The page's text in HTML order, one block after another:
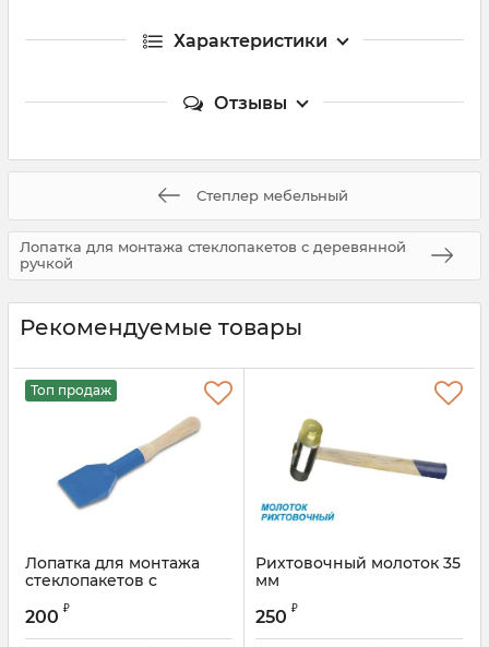
Характеристики
Отзывы
Степлер мебельный
Лопатка для монтажа стеклопакетов с деревянной
ручкой
Рекомендуемые товары
Топ продаж
Лопатка для монтажа
стеклопакетов с
Артикул:
200 ₽
Рихтовочный молоток 35
мм
Артикул:
250 ₽